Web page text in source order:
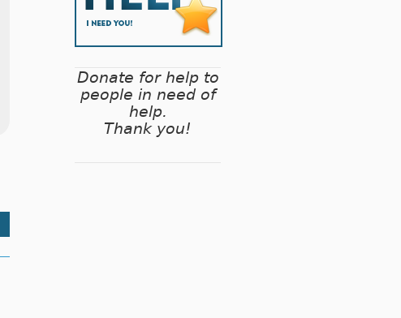
Donate for help to
people in need of
help.
Thank you!